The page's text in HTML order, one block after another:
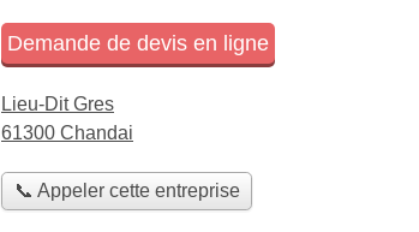
Demande de devis en ligne
Lieu-Dit Gres
61300 Chandai
📞 Appeler cette entreprise